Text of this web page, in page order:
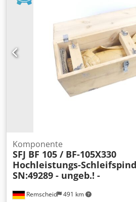
Remscheid 491 km
Komponente
SFJ BF 105 / BF-105X330
Hochleistungs-
SN:49289 - ungeb.! -